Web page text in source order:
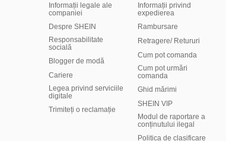
Informații legale ale
companiei
Despre SHEIN
Responsabilitate
socială
Blogger de modă
Cariere
Legea privind serviciile
digitale
Trimiteți o reclamație
Informații privind
expedierea
Rambursare
Retragere/ Retururi
Cum pot comanda
Cum pot urmări
comanda
Ghid mărimi
SHEIN VIP
Modul de raportare a
conținutului ilegal
Politica de clasificare